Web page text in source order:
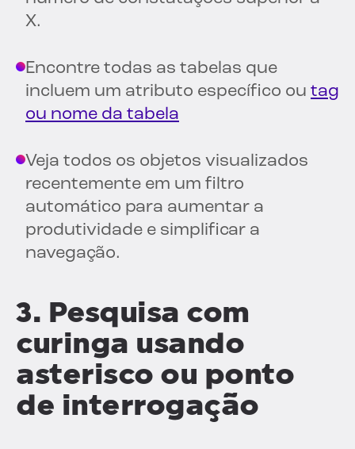
X.
Encontre todas as tabelas que
incluem um atributo específico ou tag
ou nome da tabela
Veja todos os objetos visualizados
recentemente em um filtro
automático para aumentar a
produtividade e simplificar a
navegação.
3. Pesquisa com
curinga usando
asterisco ou ponto
de interrogação